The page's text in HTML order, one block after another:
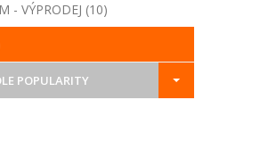
- VÝPRODEJ (10)
POPULARITY